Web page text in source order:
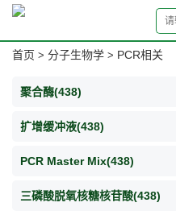
首页 > 分子生物学 > PCR相关
聚合酶(438)
扩增缓冲液(438)
PCR Master Mix(438)
三磷酸脱氧核糖核苷酸(438)